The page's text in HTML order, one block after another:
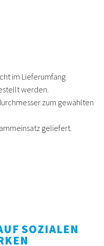
im Lieferumfang
werden.
zum gewählten
geliefert.
SOZIALEN